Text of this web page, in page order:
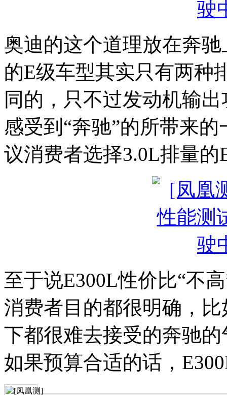
奥迪的这个道理放在奔
的E级车型其实只有两种
同的，只不过发动机输
感受到“奔驰”的所带来
议消费者选择3.0L排量的
至于说E300L性价比“不
消费者目的都很明确，
下都很难去接受的奔驰
如果预算合适的话，